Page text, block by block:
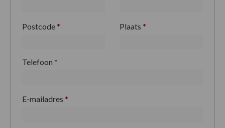
Postcode * Plaats *
Telefoon *
E-mailadres *